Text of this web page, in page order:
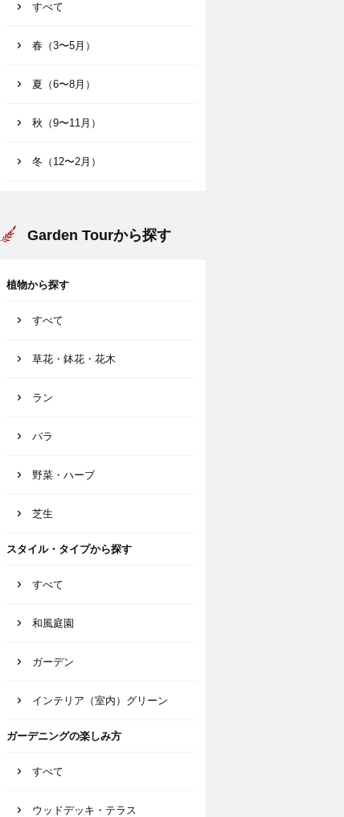
すべて
春（3〜5月）
夏（6〜8月）
秋（9〜11月）
冬（12〜2月）
Garden Tourから探す
植物から探す
すべて
草花・鉢花・花木
ラン
バラ
野菜・ハーブ
芝生
スタイル・タイプから探す
すべて
和風庭園
ガーデン
インテリア（室内）グリーン
ガーデニングの楽しみ方
すべて
ウッドデッキ・テラス